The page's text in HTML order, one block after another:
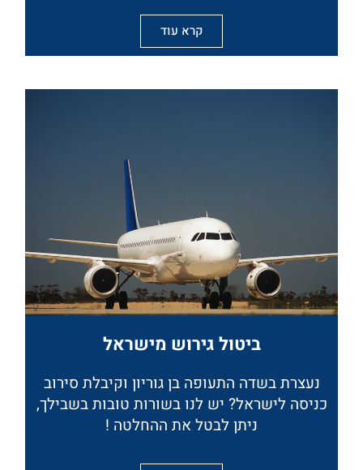
קרא עוד
ביטול גירוש מישראל​
נעצרת בשדה התעופה בן גוריון וקיבלת סירוב
כניסה לישראל? יש לנו בשורות טובות בשבילך,
ניתן לבטל את ההחלטה !